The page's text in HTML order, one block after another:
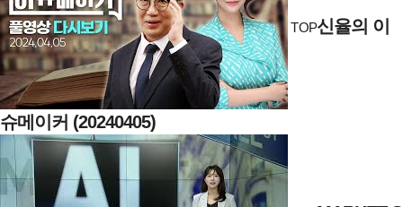
TOP신율의 이
슈메이커 (20240405)